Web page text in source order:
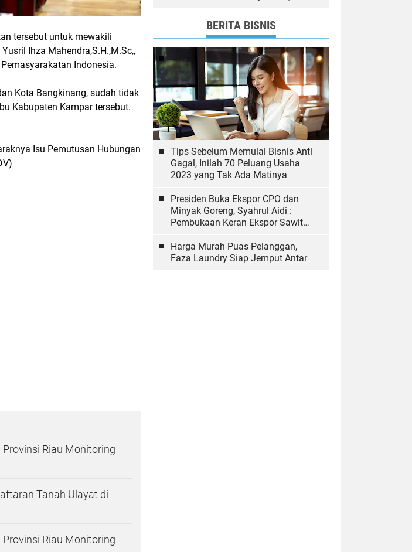
tersebut untuk mewakili
Ihza Mahendra,S.H.,M.Sc,,
Indonesia.
Kota Bangkinang, sudah tidak
Kabupaten Kampar tersebut.
Isu Pemutusan Hubungan
Riau Monitoring
Tanah Ulayat di
Riau Monitoring
BERITA BISNIS
Tips Sebelum Memulai Bisnis Anti
Gagal, Inilah 70 Peluang Usaha
2023 yang Tak Ada Matinya
Presiden Buka Ekspor CPO dan
Minyak Goreng, Syahrul Aidi :
Pembukaan Keran Ekspor Sawit
Harga Murah Puas Pelanggan,
Faza Laundry Siap Jemput Antar